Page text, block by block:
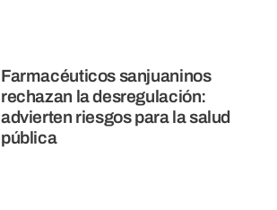
Farmacéuticos sanjuaninos
rechazan la desregulación:
advierten riesgos para la salud
pública